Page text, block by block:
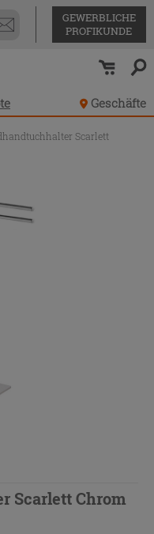
GEWERBLICHE
PROFIKUNDE
Geschäfte
Scarlett
Scarlett Chrom